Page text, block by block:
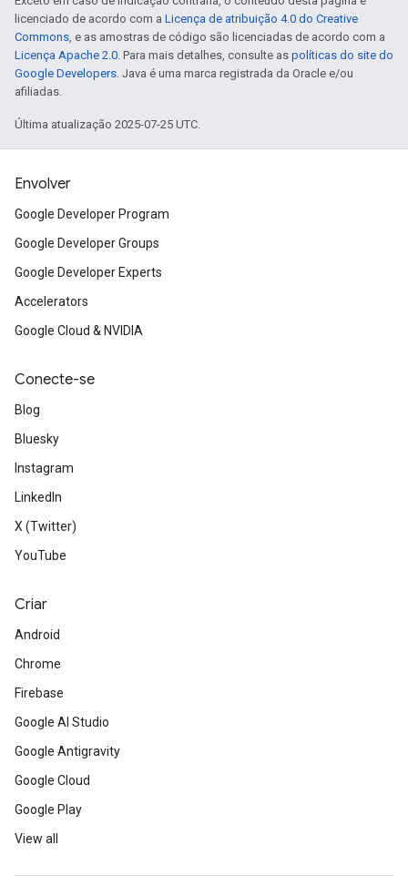
licenciado de acordo com a Licença de atribuição 4.0 do Creative
Commons, e as amostras de código são licenciadas de acordo com a
Licença Apache 2.0. Para mais detalhes, consulte as políticas do site do
Google Developers. Java é uma marca registrada da Oracle e/ou
afiliadas.
Última atualização 2025-07-25 UTC.
Envolver
Google Developer Program
Google Developer Groups
Google Developer Experts
Accelerators
Google Cloud & NVIDIA
Conecte-se
Blog
Bluesky
Instagram
LinkedIn
X (Twitter)
YouTube
Criar
Android
Chrome
Firebase
Google AI Studio
Google Antigravity
Google Cloud
Google Play
View all